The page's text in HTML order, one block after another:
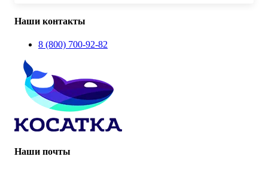
Наши контакты
8 (800) 700-92-82
Наши почты